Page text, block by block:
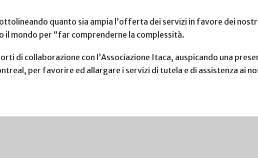
quanto sia ampia l’offerta dei servizi in favore dei
il mondo per “far comprenderne la complessità.
di collaborazione con l’Associazione Itaca, auspicando una
per favorire ed allargare i servizi di tutela e di assistenza ai